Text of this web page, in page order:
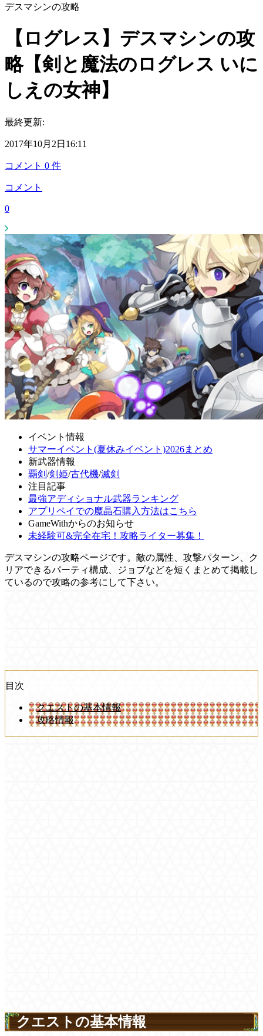
デスマシンの攻略
【ログレス】デスマシンの攻
略【剣と魔法のログレス いに
しえの女神】
最終更新:
2017年10月2日16:11
コメント 0 件
コメント
0
イベント情報
サマーイベント(夏休みイベント)2026まとめ
新武器情報
覇剣 /剣姫/古代機/滅剣
注目記事
最強アディショナル武器ランキング
アプリペイでの魔晶石購入方法はこちら
GameWithからのお知らせ
未経験可&完全在宅！攻略ライター募集！
デスマシンの攻略ページです。敵の属性、攻撃パターン、ク
リアできるパーティ構成、ジョブなどを短くまとめて掲載し
ているので攻略の参考にして下さい。
目次
クエストの基本情報
攻略情報
クエストの基本情報